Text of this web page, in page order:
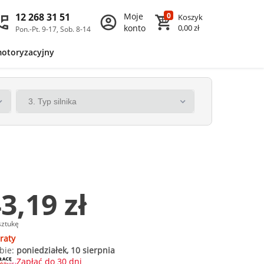
12 268 31 51
Pon.-Pt. 9-17, Sob. 8-14
Moje
konto
0
Koszyk
0,00 zł
zł
poniedziałek, 10 sierpnia
Zapłać do 30 dni